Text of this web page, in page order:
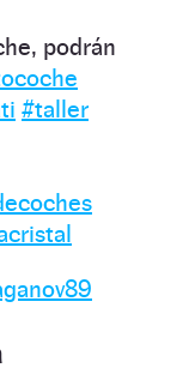
podrán
#taller